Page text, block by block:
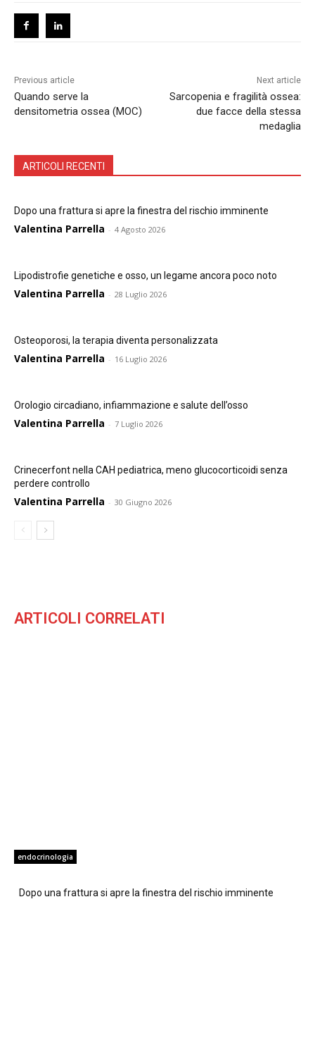
Previous article
Quando serve la
densitometria ossea (MOC)
Next article
Sarcopenia e fragilità ossea:
due facce della stessa
medaglia
ARTICOLI RECENTI
Dopo una frattura si apre la finestra del rischio imminente
Valentina Parrella - 4 Agosto 2026
Lipodistrofie genetiche e osso, un legame ancora poco noto
Valentina Parrella - 28 Luglio 2026
Osteoporosi, la terapia diventa personalizzata
Valentina Parrella - 16 Luglio 2026
Orologio circadiano, infiammazione e salute dell’osso
Valentina Parrella - 7 Luglio 2026
Crinecerfont nella CAH pediatrica, meno glucocorticoidi senza
perdere controllo
Valentina Parrella - 30 Giugno 2026
ARTICOLI CORRELATI
endocrinologia
Dopo una frattura si apre la finestra del rischio imminente